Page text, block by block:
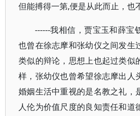
但能搏得一第,便是从此而止，也
------我相信，贾宝玉和薛宝
也曾在徐志摩和张幼仪之间发生
类似的辩论，思想上也起过类似
样，张幼仪也曾希望徐志摩出人
婚姻生活中重视的是名教之礼，
人伦为价值尺度的良知责任和道